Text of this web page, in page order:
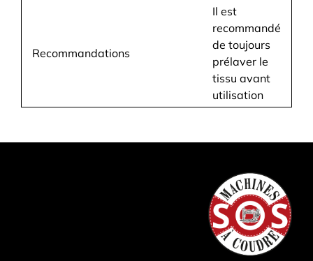
Recommandations
Il est
recommandé
de toujours
prélaver le
tissu avant
utilisation